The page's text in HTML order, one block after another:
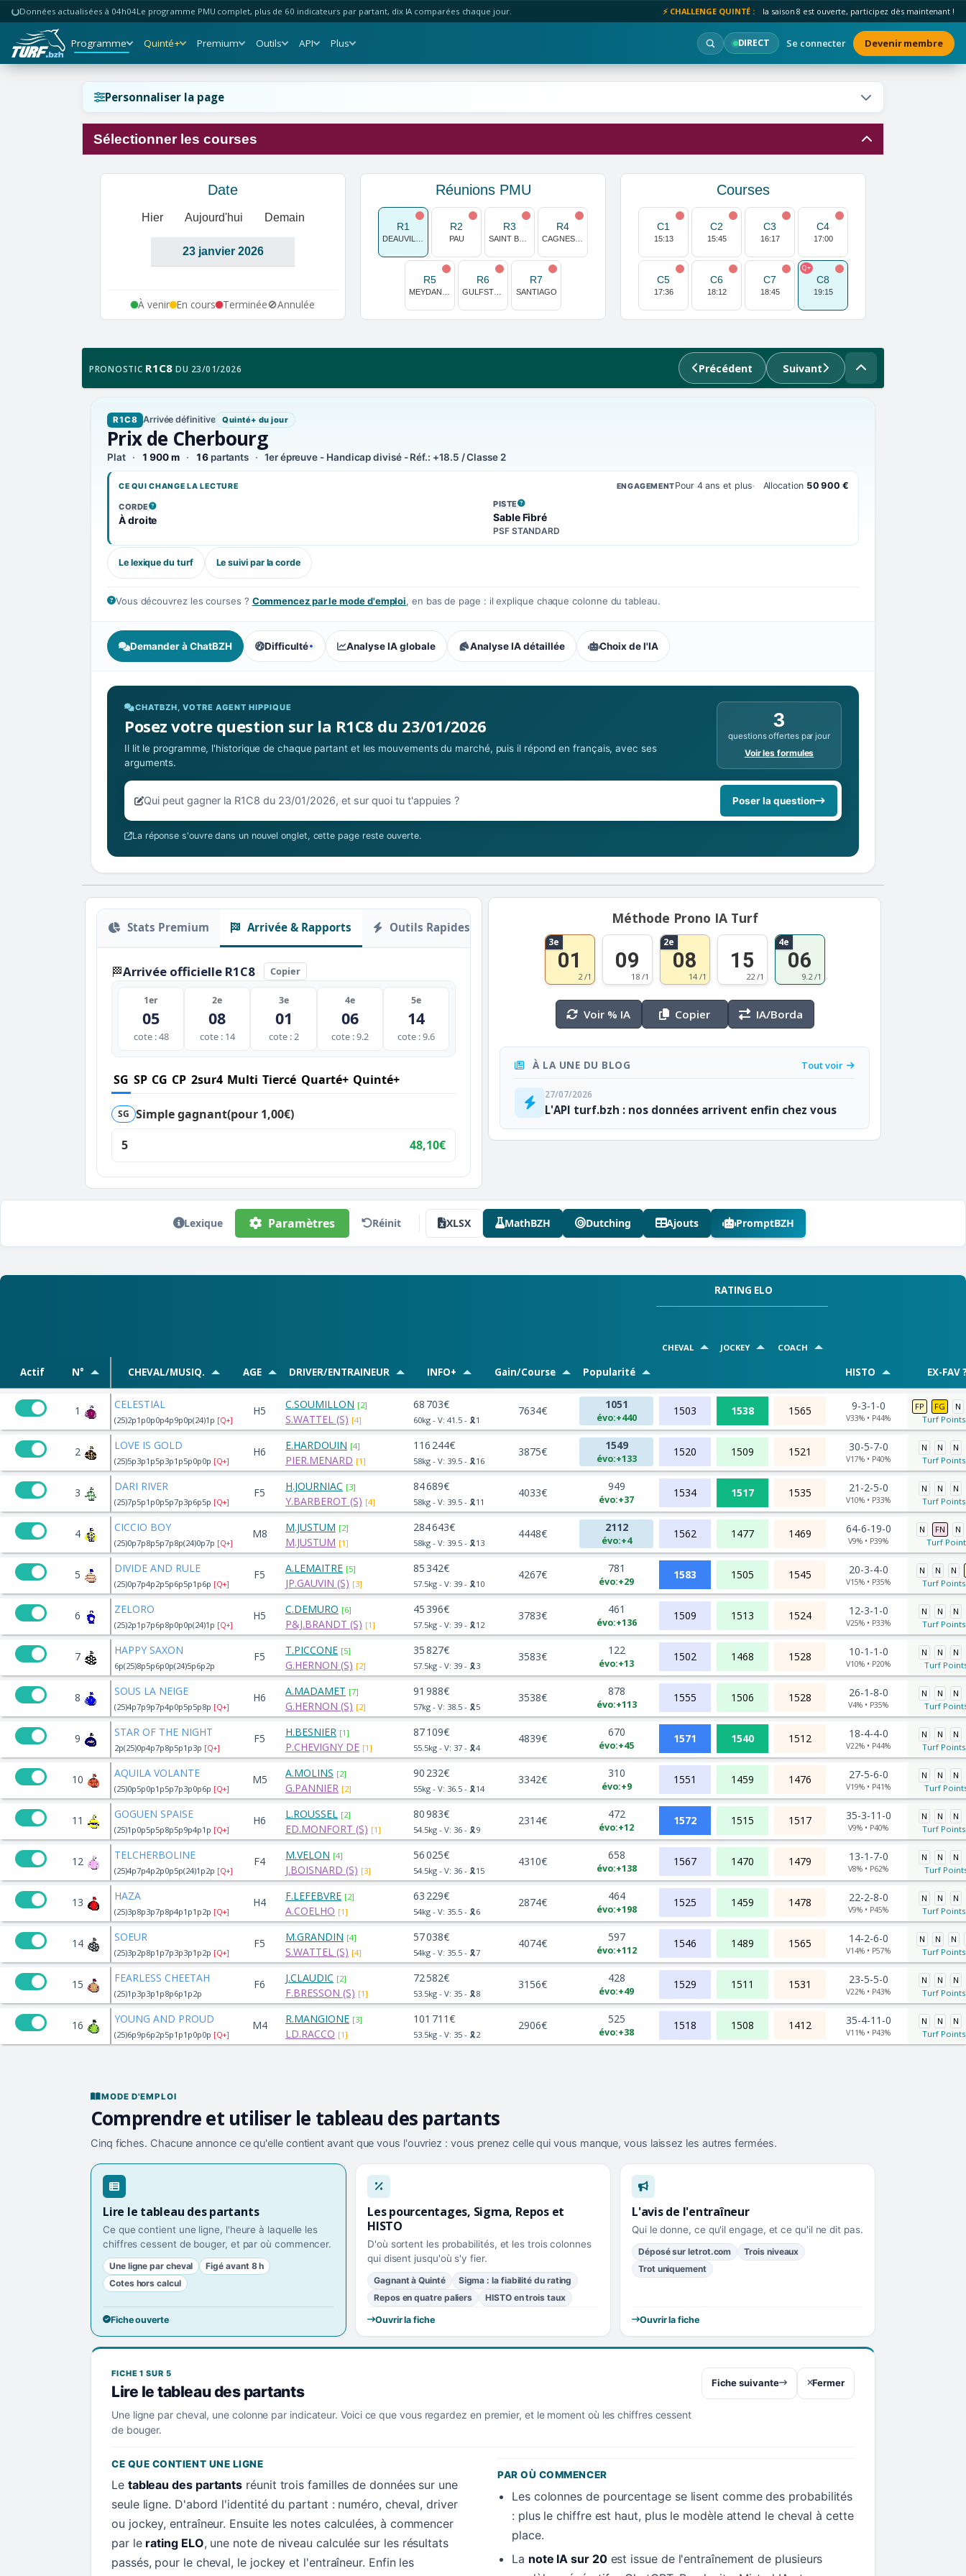
Données actualisées à 04h04Le programme PMU complet, plus de 60 indicateurs par partant, dix IA comparées chaque jour. ⚡ CHALLENGE QUINTÉ : la saison 8 est ouverte, participez dès maintenant !
Programme Quinté+ Premium Outils API Plus DIRECT Se connecter Devenir membre
Personnaliser la page
Sélectionner les courses
Date
Hier Aujourd'hui Demain
À venir En cours Terminée🚫Annulée
Réunions PMU
R1 R2
PAU
R3 R4
R5 R6 R7
SANTIAGO
Courses
C1
15:13
C2
15:45
C3
16:17
C4
17:00
C5
17:36
C6
18:12
C7
18:45
C8
19:15
Q+
PRONOSTIC R1C8 DU 23/01/2026 Précédent Suivant
R1C8 Arrivée définitive Quinté+ du jour
Prix de Cherbourg
Plat 1 900 m 16partants 1er épreuve - Handicap divisé - Réf.: +18.5 / Classe 2
CE QUI CHANGE LA LECTURE ENGAGEMENTPour 4 ans et plus Allocation 50 900 €
CORDE
, VOIR LA DÉFINITION
À droite
PISTE
, VOIR LA DÉFINITION
Sable Fibré
PSF STANDARD
Le lexique du turf Le suivi par la corde
Vous découvrez les courses ? Commencez par le mode d'emploi, en bas de page : il explique chaque colonne du tableau.
Demander à ChatBZH Difficulté
, tendance des parieurs : Accessible
Analyse IA globale Analyse IA détaillée Choix de l'IA
CHATBZH, VOTRE AGENT HIPPIQUE
Posez votre question sur la R1C8 du 23/01/2026
Il lit le programme, l'historique de chaque partant et les mouvements du marché, puis il répond en français, avec ses
arguments.
3
questions offertes par jour
Voir les formules
Votre question sur la R1C8 du 23/01/2026
Poser la question
La réponse s'ouvre dans un nouvel onglet, cette page reste ouverte.
Stats Premium Arrivée & Rapports Outils Rapides
🏁Arrivée officielle R1C8 Copier
1er
05
cote : 48
2e
08
cote : 14
3e
01
cote : 2
4e
06
cote : 9.2
5e
14
cote : 9.6
SG SP CG CP 2sur4 Multi Tiercé Quarté+ Quinté+
SG Simple gagnant(pour 1,00€)
5
48,10€
Méthode Prono IA Turf
3e
01
2 /1
09
18 /1
2e
08
14 /1
15
22 /1
4e
06
9.2 /1
Voir % IA Copier IA/Borda
À LA UNE DU BLOG Tout voir
27/07/2026
L'API turf.bzh : nos données arrivent enfin chez vous
Lexique Paramètres Réinit XLSX MathBZH Dutching Ajouts PromptBZH
Actif N° CHEVAL/MUSIQ. AGE DRIVER/ENTRAINEUR INFO+ Gain/Course Popularité
RATING ELO
CHEVAL JOCKEY COACH
HISTO EX-FAV
1 CELESTIAL
(25)2p1p0p0p4p9p0p(24)1p [Q+]
H5 C.SOUMILLON [2]
S.WATTEL (S) [4]
68 703€
60kg - V: 41.5 - 🎗️1
7634€ 1051
évo:+440
1503 1538 1565 9-3-1-0
V33% • P44%
FP FG
N
Turf
2 LOVE IS GOLD
(25)5p3p1p5p3p1p5p0p0p [Q+]
H6 E.HARDOUIN [4]
PIER.MENARD [1]
116 244€
58kg - V: 39.5 - 🎗️16
3875€ 1549
évo:+133
1520 1509 1521 30-5-7-0
V17% • P40%
N N
N
Turf
3 DARI RIVER
(25)7p5p1p0p5p7p3p6p5p [Q+]
F5 H.JOURNIAC [3]
Y.BARBEROT (S) [4]
84 689€
58kg - V: 39.5 - 🎗️11
4033€ 949
évo:+37
1534 1517 1535 21-2-5-0
V10% • P33%
N N
N
Turf
4 CICCIO BOY
(25)0p7p8p5p7p8p(24)0p7p [Q+]
M8 M.JUSTUM [2]
M.JUSTUM [1]
284 643€
58kg - V: 39.5 - 🎗️13
4448€ 2112
évo:+4
1562 1477 1469 64-6-19-0
V9% • P39%
N FN
N
Turf
5 DIVIDE AND RULE
(25)0p7p4p2p5p6p5p1p6p [Q+]
F5 A.LEMAITRE [5]
JP.GAUVIN (S) [3]
85 342€
57.5kg - V: 39 - 🎗️10
4267€ 781
évo:+29
1583 1505 1545 20-3-4-0
V15% • P35%
N N
N
Turf
6 ZELORO
(25)2p1p7p6p8p0p0p(24)1p [Q+]
H5 C.DEMURO [6]
P&J.BRANDT (S) [1]
45 396€
57.5kg - V: 39 - 🎗️12
3783€ 461
évo:+136
1509 1513 1524 12-3-1-0
V25% • P33%
N N
N
Turf
7 HAPPY SAXON
6p(25)8p5p6p0p(24)5p6p2p
F5 T.PICCONE [5]
G.HERNON (S) [2]
35 827€
57.5kg - V: 39 - 🎗️3
3583€ 122
évo:+13
1502 1468 1528 10-1-1-0
V10% • P20%
N N
N
Turf
8 SOUS LA NEIGE
(25)4p7p9p7p4p0p5p5p8p [Q+]
H6 A.MADAMET [7]
G.HERNON (S) [2]
91 988€
57kg - V: 38.5 - 🎗️5
3538€ 878
évo:+113
1555 1506 1528 26-1-8-0
V4% • P35%
N N
N
Turf
9 STAR OF THE NIGHT
2p(25)0p4p7p8p5p1p3p [Q+]
F5 H.BESNIER [1]
P.CHEVIGNY DE [1]
87 109€
55.5kg - V: 37 - 🎗️4
4839€ 670
évo:+45
1571 1540 1512 18-4-4-0
V22% • P44%
N N
N
Turf
10 AQUILA VOLANTE
(25)0p5p0p1p5p7p3p0p6p [Q+]
M5 A.MOLINS [2]
G.PANNIER [2]
90 232€
55kg - V: 36.5 - 🎗️14
3342€ 310
évo:+9
1551 1459 1476 27-5-6-0
V19% • P41%
N N
N
Turf
11 GOGUEN SPAISE
(25)1p0p5p5p8p5p9p4p1p [Q+]
H6 L.ROUSSEL [2]
ED.MONFORT (S) [1]
80 983€
54.5kg - V: 36 - 🎗️9
2314€ 472
évo:+12
1572 1515 1517 35-3-11-0
V9% • P40%
N N
N
Turf
12 TELCHERBOLINE
(25)4p7p4p2p0p5p(24)1p2p [Q+]
F4 M.VELON [4]
J.BOISNARD (S) [3]
56 025€
54.5kg - V: 36 - 🎗️15
4310€ 658
évo:+138
1567 1470 1479 13-1-7-0
V8% • P62%
N N
N
Turf
13 HAZA
(25)3p8p3p7p8p4p1p1p2p [Q+]
H4 F.LEFEBVRE [2]
A.COELHO [1]
63 229€
54kg - V: 35.5 - 🎗️6
2874€ 464
évo:+198
1525 1459 1478 22-2-8-0
V9% • P45%
N N
N
Turf
14 SOEUR
(25)3p2p8p1p7p3p3p1p2p [Q+]
F5 M.GRANDIN [4]
S.WATTEL (S) [4]
57 038€
54kg - V: 35.5 - 🎗️7
4074€ 597
évo:+112
1546 1489 1565 14-2-6-0
V14% • P57%
N N
N
Turf
15 FEARLESS CHEETAH
(25)1p3p3p1p8p6p1p2p
F6 J.CLAUDIC [2]
F.BRESSON (S) [1]
72 582€
53.5kg - V: 35 - 🎗️8
3156€ 428
évo:+49
1529 1511 1531 23-5-5-0
V22% • P43%
N N
N
Turf
16 YOUNG AND PROUD
(25)6p9p6p2p5p1p1p0p0p [Q+]
M4 R.MANGIONE [3]
LD.RACCO [1]
101 711€
53.5kg - V: 35 - 🎗️2
2906€ 525
évo:+38
1518 1508 1412 35-4-11-0
V11% • P43%
N N
N
Turf
MODE D'EMPLOI
Comprendre et utiliser le tableau des partants
Cinq fiches. Chacune annonce ce qu'elle contient avant que vous l'ouvriez : vous prenez celle qui vous manque, vous laissez les autres fermées.
Lire le tableau des partants
Ce que contient une ligne, l'heure à laquelle les
chiffres cessent de bouger, et par où commencer.
Une ligne par cheval
Figé avant 8 h
Cotes hors calcul
Fiche ouverte
Les pourcentages, Sigma, Repos et
HISTO
D'où sortent les probabilités, et les trois colonnes
qui disent jusqu'où s'y fier.
Gagnant à Quinté
Sigma : la fiabilité du rating
Repos en quatre paliers
HISTO en trois taux
Ouvrir la fiche
L'avis de l'entraîneur
Qui le donne, ce qu'il engage, et ce qu'il ne dit pas.
Déposé sur letrot.com
Trois niveaux
Trot uniquement
Ouvrir la fiche
FICHE 1 SUR 5
Lire le tableau des partants
Une ligne par cheval, une colonne par indicateur. Voici ce que vous regardez en premier, et le moment où les chiffres cessent
de bouger.
Fiche suivante Fermer
CE QUE CONTIENT UNE LIGNE
Le tableau des partants réunit trois familles de données sur une
seule ligne. D'abord l'identité du partant : numéro, cheval, driver
ou jockey, entraîneur. Ensuite les notes calculées, à commencer
par le rating ELO, une note de niveau calculée sur les résultats
passés, pour le cheval, le jockey et l'entraîneur. Enfin les
PAR OÙ COMMENCER
Les colonnes de pourcentage se lisent comme des probabilités
: plus le chiffre est haut, plus le modèle attend le cheval à cette
place.
La note IA sur 20est issue de l'entraînement de plusieurs
Réinitialiser l'affichage ?
Annuler